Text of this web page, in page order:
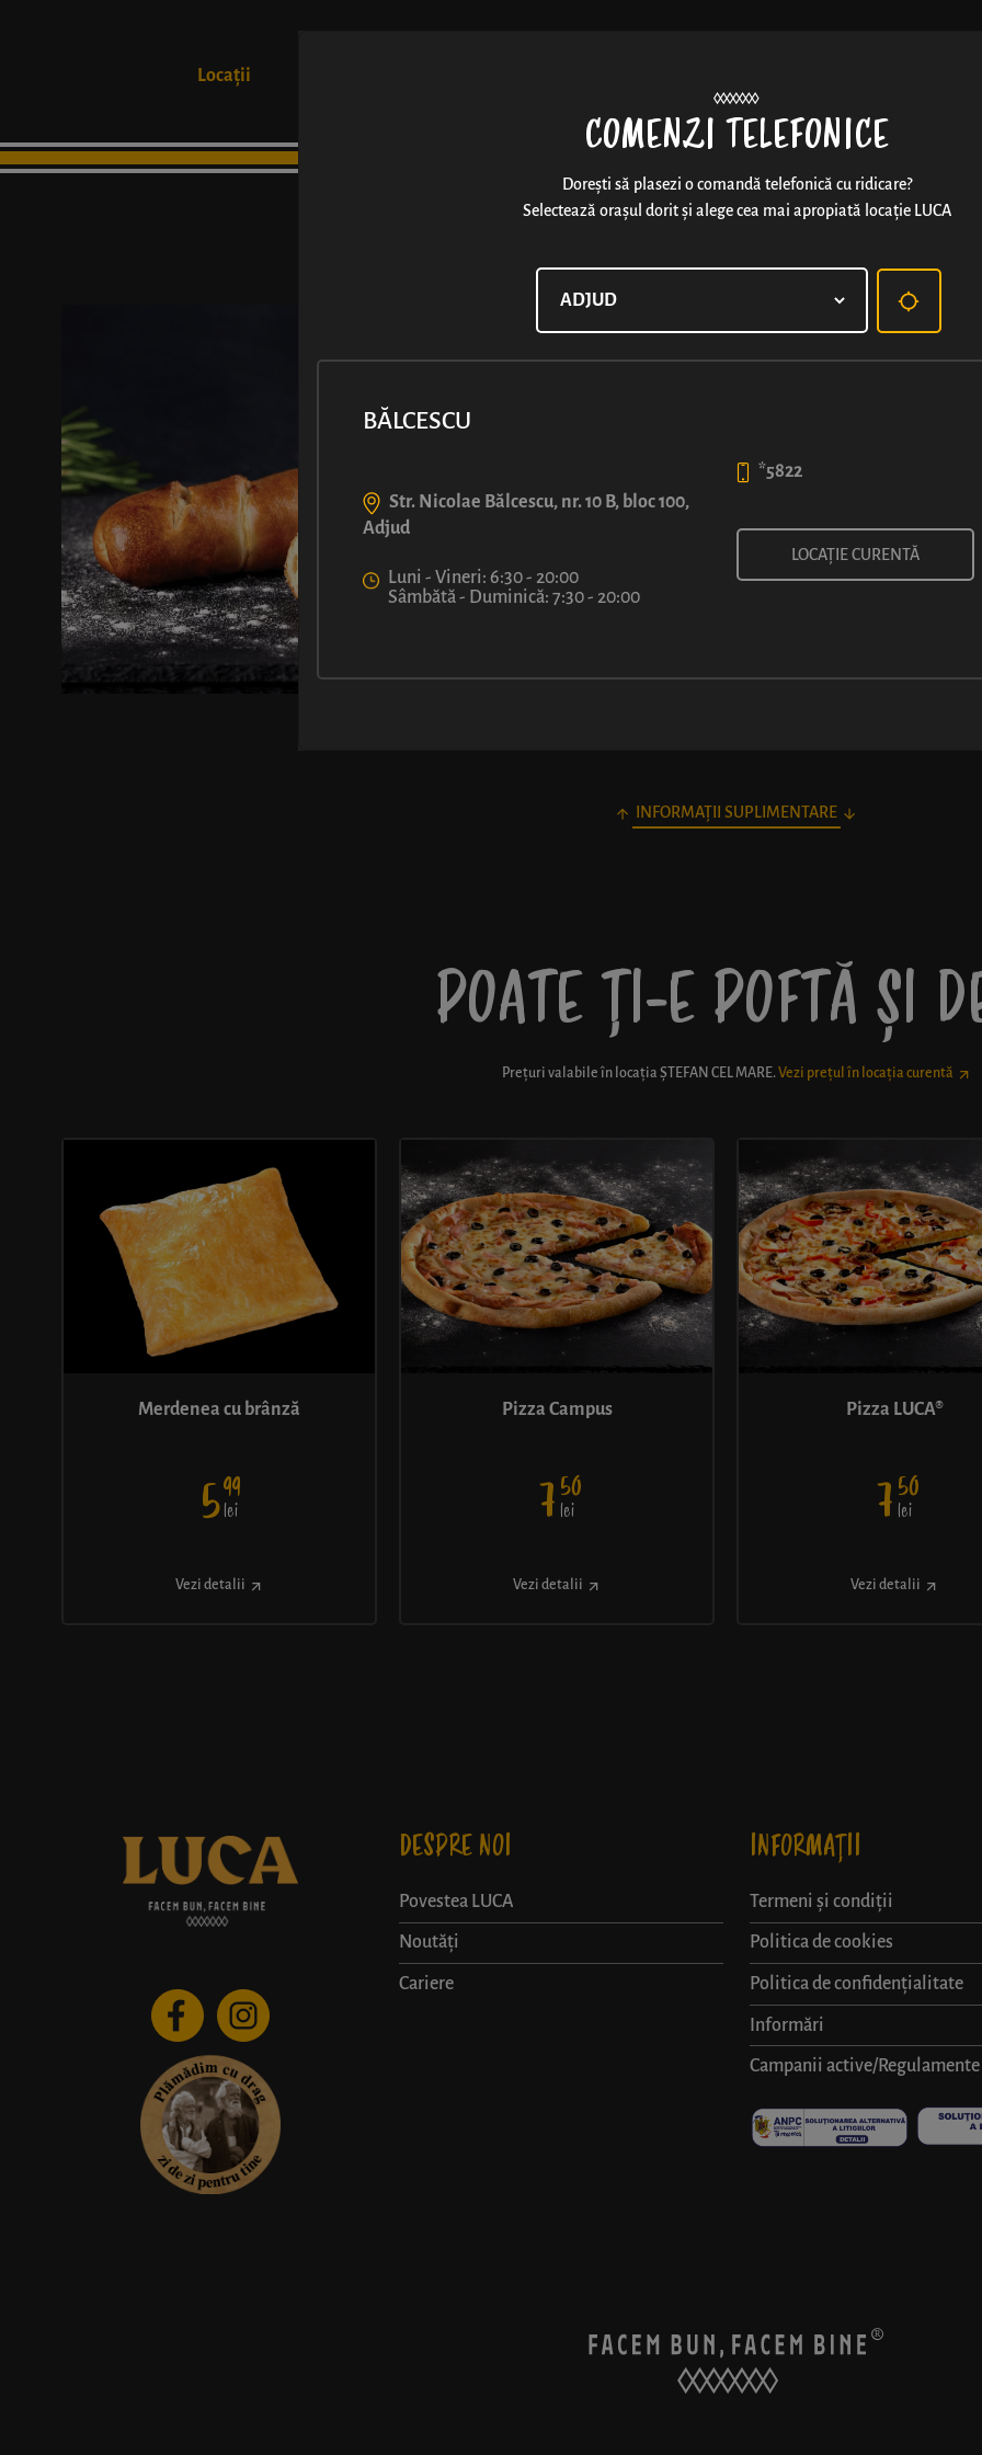
Locații
COVRIPIZZA®
6 lei
INFORMAȚII SUPLIMENTARE
POATE ȚI-E POFTĂ ȘI
Prețuri valabile în locația ȘTEFAN CEL MARE. Vezi prețul în locația curentă
Merdenea cu brânză
599
lei
Vezi detalii
Pizza Campus
750
lei
Vezi detalii
Pizza LUCA®
750
lei
Vezi detalii
DESPRE NOI
Povestea LUCA
Noutăți
Cariere
INFORMAȚII
Termeni și condiții
Politica de cookies
Politica de confidențialitate
Informări
Campanii active/Regulamente
COMENZI TELEFONICE
Dorești să plasezi o comandă telefonică cu ridicare?
Selectează orașul dorit și alege cea mai apropiată locație LUCA
BĂLCESCU
Str. Nicolae Bălcescu, nr. 10 B, bloc 100,
Adjud
Luni - Vineri: 6:30 - 20:00
Sâmbătă - Duminică: 7:30 - 20:00
*5822
LOCAȚIE CURENTĂ